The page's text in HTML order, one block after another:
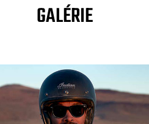
GALÉRIE